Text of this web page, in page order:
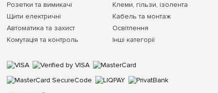
Розетки та вимикачі
Щити електричні
Автоматика та захист
Комутація та контроль
Клеми, гільзи, ізолента
Кабель та монтаж
Освітлення
Інші категорії